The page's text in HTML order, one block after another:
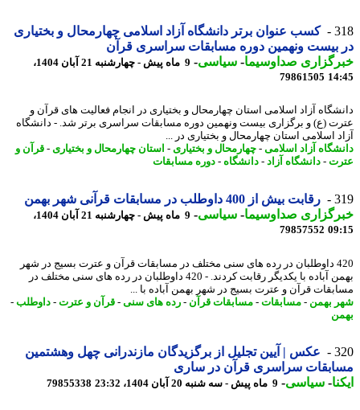
کسب عنوان برتر دانشگاه آزاد اسلامی چهارمحال و بختیاری
بیست ونهمین دوره مسابقات سراسری قرآن
صداوسیما-سیاسی-
9 ماه پیش - چهارشنبه 21 آبان 1404،
79861505
آزاد اسلامی استان چهارمحال و بختیاری در انجام فعالیت های قرآن و
(ع) و برگزاری بیست ونهمین دوره مسابقات سراسری برتر شد. - دانشگاه
اسلامی استان چهارمحال و بختیاری در ...
آزاد اسلامی-چهارمحال و بختیاری- استان چهارمحال و بختیاری- قرآن و
- دانشگاه آزاد- دانشگاه-دوره مسابقات
رقابت بیش از 400 داوطلب در مسابقات قرآنی شهر بهمن
صداوسیما-سیاسی-
9 ماه پیش - چهارشنبه 21 آبان 1404،
79857552
420 داوطلبان در رده های سنی مختلف در مسابقات قرآن و عترت بسیج در شهر
بهمن آباده با یکدیگر رقابت کردند. - 420 داوطلبان در رده های سنی مختلف در
قرآن و عترت بسیج در شهر بهمن آباده با ...
بهمن-مسابقات-مسابقات قرآن- رده های سنی-قرآن و عترت- داوطلب-
عکس | آیین تجلیل از برگزیدگان مازندرانی چهل وهشتمین
سراسری قرآن در ساری
-سیاسی-9 ماه پیش - سه شنبه 20 آبان 1404، 23:32 79855338